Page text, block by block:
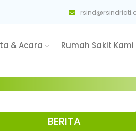
& Acara Rumah Sakit Kami
BERITA